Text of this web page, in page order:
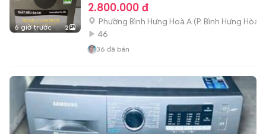
6 giờ trước 2
2.800.000 đ
Phường Bình Hưng Hoà A (P. Bình Hưng Hòa
46
36 đã bán